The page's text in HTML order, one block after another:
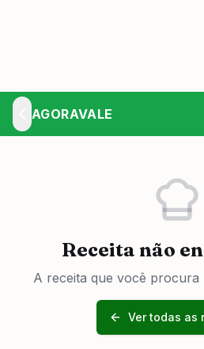
AGORAVALE
Receita não
A receita que você procura
Ver todas as